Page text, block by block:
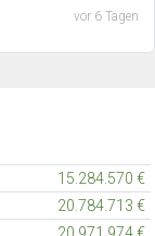
vor 6 Tagen
15.284.570 €
20.784.713 €